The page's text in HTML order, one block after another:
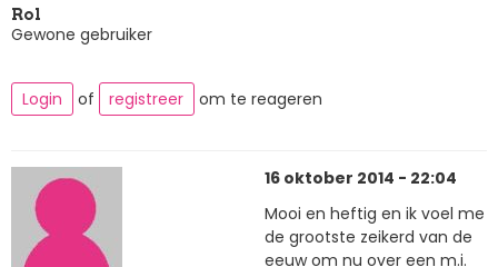
Rol
Gewone gebruiker
Login of registreer om te reageren
16 oktober 2014 - 22:04
Mooi en heftig en ik voel me
de grootste zeikerd van de
eeuw om nu over een m.i.